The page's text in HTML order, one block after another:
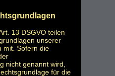
13 DSGVO teilen
unserer
mit. Sofern die
nicht genannt wird,
für die